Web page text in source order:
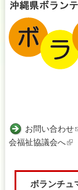
お問い合わせ(
k
会福祉協議会へ(
i
n
ボランチ